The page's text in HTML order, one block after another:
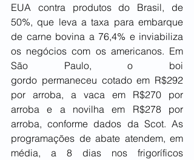
EUA contra produtos do Brasil, de
50%, que leva a taxa para embarque
de carne bovina a 76,4% e inviabiliza
os negócios com os americanos. Em
São Paulo, o boi
gordo permaneceu cotado em R$292
por arroba, a vaca em R$270 por
arroba e a novilha em R$278 por
arroba, conforme dados da Scot. As
programações de abate atendem, em
média, a 8 dias nos frigoríficos